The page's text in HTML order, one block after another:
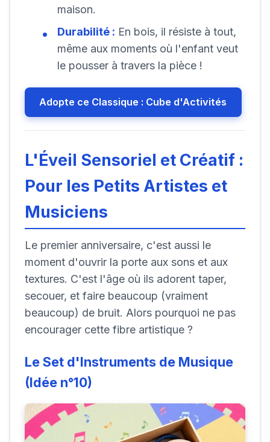
maison.
Durabilité : En bois, il résiste à tout,
même aux moments où l'enfant veut
le pousser à travers la pièce !
Adopte ce Classique : Cube d'Activités
L'Éveil Sensoriel et Créatif :
Pour les Petits Artistes et
Musiciens
Le premier anniversaire, c'est aussi le
moment d'ouvrir la porte aux sons et aux
textures. C'est l'âge où ils adorent taper,
secouer, et faire beaucoup (vraiment
beaucoup) de bruit. Alors pourquoi ne pas
encourager cette fibre artistique ?
Le Set d'Instruments de Musique
(Idée n°10)